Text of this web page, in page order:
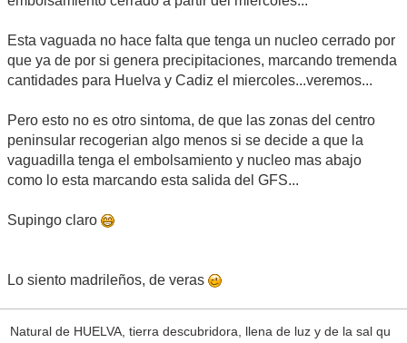
Esta vaguada no hace falta que tenga un nucleo cerrado por
que ya de por si genera precipitaciones, marcando tremenda
cantidades para Huelva y Cadiz el miercoles...veremos...
Pero esto no es otro sintoma, de que las zonas del centro
peninsular recogerian algo menos si se decide a que la
vaguadilla tenga el embolsamiento y nucleo mas abajo
como lo esta marcando esta salida del GFS...
Supingo claro
Lo siento madrileños, de veras
Natural de HUELVA, tierra descubridora, llena de luz y de la sal qu